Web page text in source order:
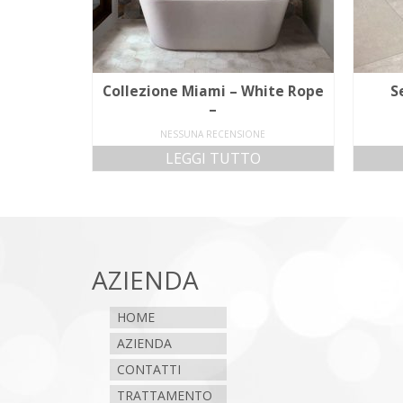
Collezione Miami – White Rope
–
NESSUNA RECENSIONE
LEGGI TUTTO
AZIENDA
HOME
AZIENDA
CONTATTI
TRATTAMENTO